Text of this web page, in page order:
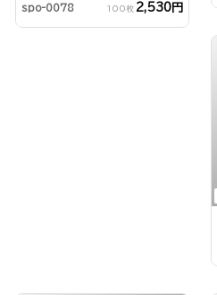
spo-0078 100枚 2,530円